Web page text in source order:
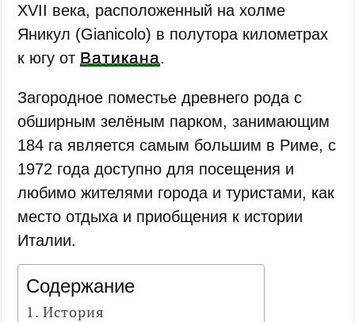
XVII века, расположенный на холме
Яникул (Gianicolo) в полутора километрах
к югу от Ватикана.
Загородное поместье древнего рода с
обширным зелёным парком, занимающим
184 га является самым большим в Риме, с
1972 года доступно для посещения и
любимо жителями города и туристами, как
место отдыха и приобщения к истории
Италии.
Содержание
История